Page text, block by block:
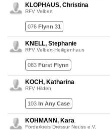
KLOPHAUS, Christina
RFV Velbert
076 Flynn 31
KNELL, Stephanie
RFV Velbert-Heiligenhaus
083 Fürst Flynn
KOCH, Katharina
RFV Hilden
103 In Any Case
KOHMANN, Kara
Förderkreis Dressur Neuss e.V.